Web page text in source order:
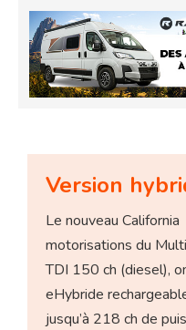
Version
Le nouveau
motorisations du
TDI 150 ch (diesel),
eHybride
jusqu’à 218 ch de